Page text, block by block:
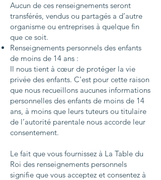
Aucun de ces renseignements seront
transférés, vendus ou partagés a d’autre
organisme ou entreprises à quelque fin
que ce soit.
Renseignements personnels des enfants
de moins de 14 ans :
Il nous tient à cœur de protéger la vie
privée des enfants. C’est pour cette raison
que nous recueillons aucunes informations
personnelles des enfants de moins de 14
ans, à moins que leurs tuteurs ou titulaire
de l’autorité parentale nous accorde leur
consentement.
Le fait que vous fournissez à La Table du
Roi des renseignements personnels
signifie que vous acceptez et consentez à